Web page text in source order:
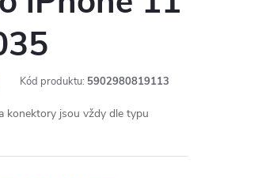
Kód produktu: 5902980819113
konektory jsou vždy dle typu